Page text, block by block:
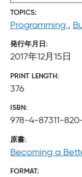
TOPICS
Programming ,
発行年月日
2017年12月15日
PRINT LENGTH
376
ISBN
978-4-87311-
原書
Becoming a
FORMAT